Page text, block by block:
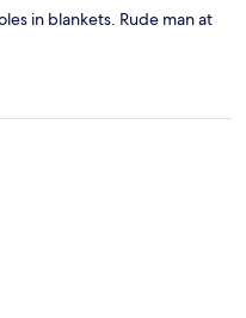
in blankets. Rude man at